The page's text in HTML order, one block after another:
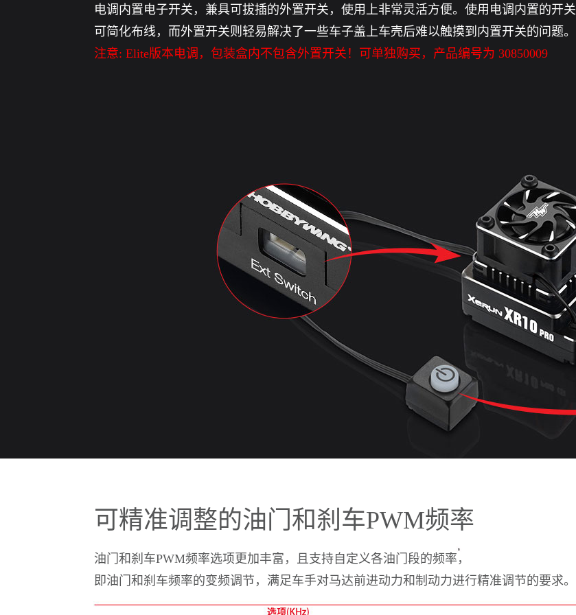
电调内置电子开关，兼具可拔插的外置开关，使用上非常灵活方便。使用电调内置的开关
可简化布线，而外置开关则轻易解决了一些车子盖上车壳后难以触摸到内置开关的问题。
注意: Elite版本电调，包装盒内不包含外置开关！可单独购买，产品编号为 30850009
可精准调整的油门和刹车PWM频率
油门和刹车PWM频率选项更加丰富，且支持自定义各油门段的频率，
即油门和刹车频率的变频调节，满足车手对马达前进动力和制动力进行精准调节的要求。